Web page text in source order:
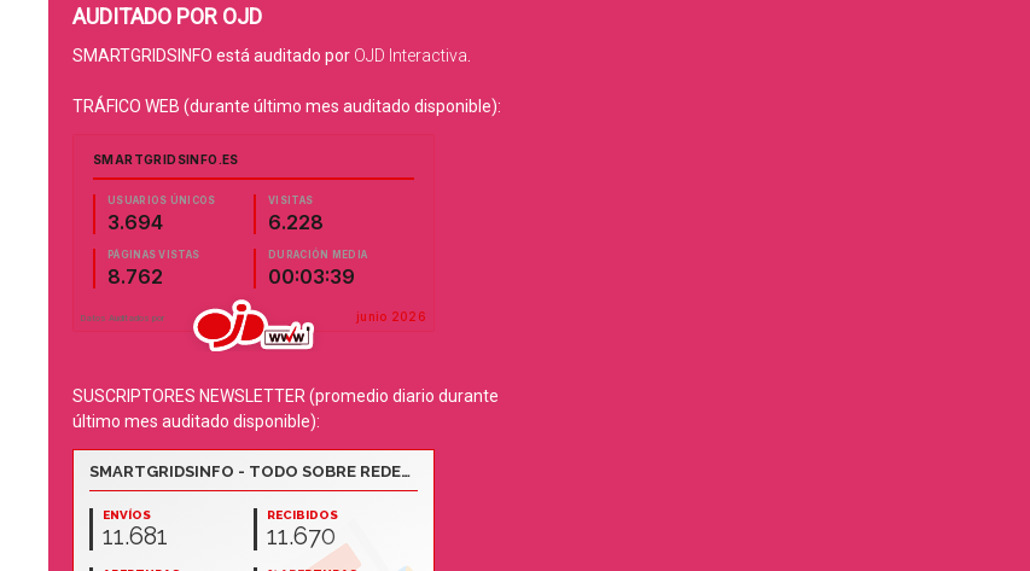
AUDITADO POR OJD
SMARTGRIDSINFO está auditado por OJD Interactiva
TRÁFICO WEB (durante último mes auditado disponible):
SUSCRIPTORES NEWSLETTER (promedio diario durante
último mes auditado disponible):